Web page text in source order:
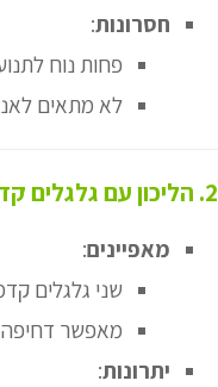
חסרונות:
פחות נוח
לא מתאים
2. הליכון עם גלגלים קדמיים (Two-Wheeled Walker)
מאפיינים:
שני גלגלים
מאפשר דחיפה
יתרונות: